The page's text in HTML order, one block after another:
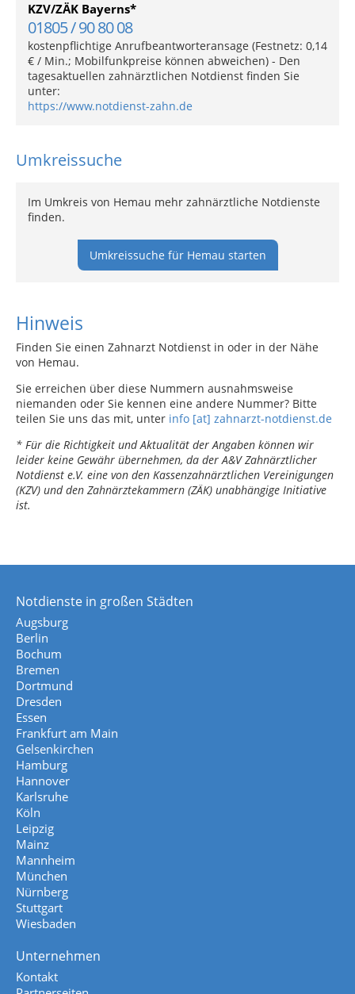
KZV/ZÄK Bayerns*
01805 / 90 80 08
kostenpflichtige Anrufbeantworteransage (Festnetz: 0,14
€ / Min.; Mobilfunkpreise können abweichen) - Den
tagesaktuellen zahnärztlichen Notdienst finden Sie
unter:
https://www.notdienst-zahn.de
Umkreissuche
Im Umkreis von Hemau mehr zahnärztliche Notdienste
finden.
Umkreissuche für Hemau starten
Hinweis
Finden Sie einen Zahnarzt Notdienst in oder in der Nähe
von Hemau.
Sie erreichen über diese Nummern ausnahmsweise
niemanden oder Sie kennen eine andere Nummer? Bitte
teilen Sie uns das mit, unter info [at] zahnarzt-notdienst.de
* Für die Richtigkeit und Aktualität der Angaben können wir
leider keine Gewähr übernehmen, da der A&V Zahnärztlicher
Notdienst e.V. eine von den Kassenzahnärztlichen Vereinigungen
(KZV) und den Zahnärztekammern (ZÄK) unabhängige Initiative
ist.
Notdienste in großen Städten
Augsburg
Berlin
Bochum
Bremen
Dortmund
Dresden
Essen
Frankfurt am Main
Gelsenkirchen
Hamburg
Hannover
Karlsruhe
Köln
Leipzig
Mainz
Mannheim
München
Nürnberg
Stuttgart
Wiesbaden
Unternehmen
Kontakt